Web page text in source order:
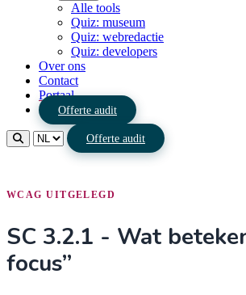
Alle tools
Quiz: museum
Quiz: webredactie
Quiz: developers
Over ons
Contact
Portaal
Offerte audit
Offerte audit
WCAG UITGELEGD
SC 3.2.1 - Wat
focus”